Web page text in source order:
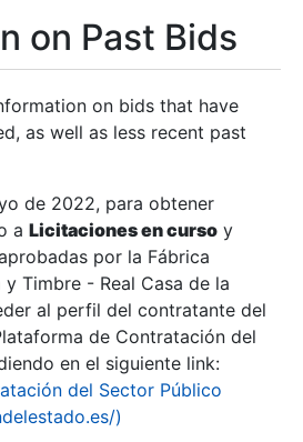
on Past Bids
on bids that have
as well as less recent past
de 2022, para obtener
a Licitaciones en curso y
por la Fábrica
Timbre - Real Casa de la
al perfil del contratante del
de Contratación del
en el siguiente link:
del Sector Público
)